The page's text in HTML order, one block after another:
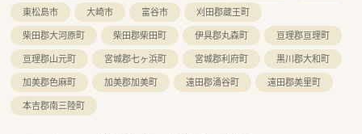
東松島市
大崎市 富谷市
刈田郡蔵王町
柴田郡大河原町
柴田郡柴田町 伊具郡丸森町
亘理郡亘理町
亘理郡山元町
宮城郡七ヶ浜町 宮城郡利府町
黒川郡大和町
加美郡色麻町
加美郡加美町 遠田郡涌谷町
遠田郡美里町
本吉郡南三陸町